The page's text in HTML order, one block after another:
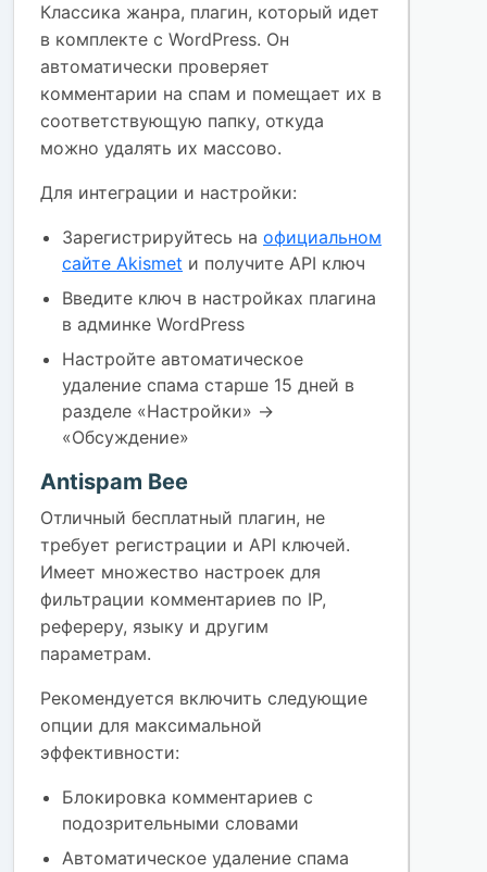
Классика жанра, плагин, который идет
в комплекте с WordPress. Он
автоматически проверяет
комментарии на спам и помещает их в
соответствующую папку, откуда
можно удалять их массово.
Для интеграции и настройки:
Зарегистрируйтесь на официальном
сайте Akismet и получите API ключ
Введите ключ в настройках плагина
в админке WordPress
Настройте автоматическое
удаление спама старше 15 дней в
разделе «Настройки» →
«Обсуждение»
Antispam Bee
Отличный бесплатный плагин, не
требует регистрации и API ключей.
Имеет множество настроек для
фильтрации комментариев по IP,
рефереру, языку и другим
параметрам.
Рекомендуется включить следующие
опции для максимальной
эффективности:
Блокировка комментариев с
подозрительными словами
Автоматическое удаление спама